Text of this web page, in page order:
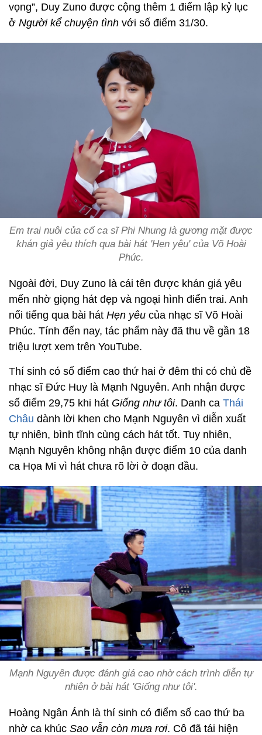
vọng”, Duy Zuno được cộng thêm 1 điểm lập kỷ lục
ở Người kể chuyện tình với số điểm 31/30.
Em trai nuôi của cố ca sĩ Phi Nhung là gương mặt được
khán giả yêu thích qua bài hát 'Hẹn yêu' của Võ Hoài
Phúc.
Ngoài đời, Duy Zuno là cái tên được khán giả yêu
mến nhờ giọng hát đẹp và ngoại hình điển trai. Anh
nổi tiếng qua bài hát Hẹn yêu của nhạc sĩ Võ Hoài
Phúc. Tính đến nay, tác phẩm này đã thu về gần 18
triệu lượt xem trên YouTube.
Thí sinh có số điểm cao thứ hai ở đêm thi có chủ đề
nhạc sĩ Đức Huy là Mạnh Nguyên. Anh nhận được
số điểm 29,75 khi hát Giống như tôi. Danh ca Thái
Châu dành lời khen cho Mạnh Nguyên vì diễn xuất
tự nhiên, bình tĩnh cùng cách hát tốt. Tuy nhiên,
Mạnh Nguyên không nhận được điểm 10 của danh
ca Họa Mi vì hát chưa rõ lời ở đoạn đầu.
Mạnh Nguyên được đánh giá cao nhờ cách trình diễn tự
nhiên ở bài hát 'Giống như tôi'.
Hoàng Ngân Ánh là thí sinh có điểm số cao thứ ba
nhờ ca khúc Sao vẫn còn mưa rơi. Cô đã tái hiện